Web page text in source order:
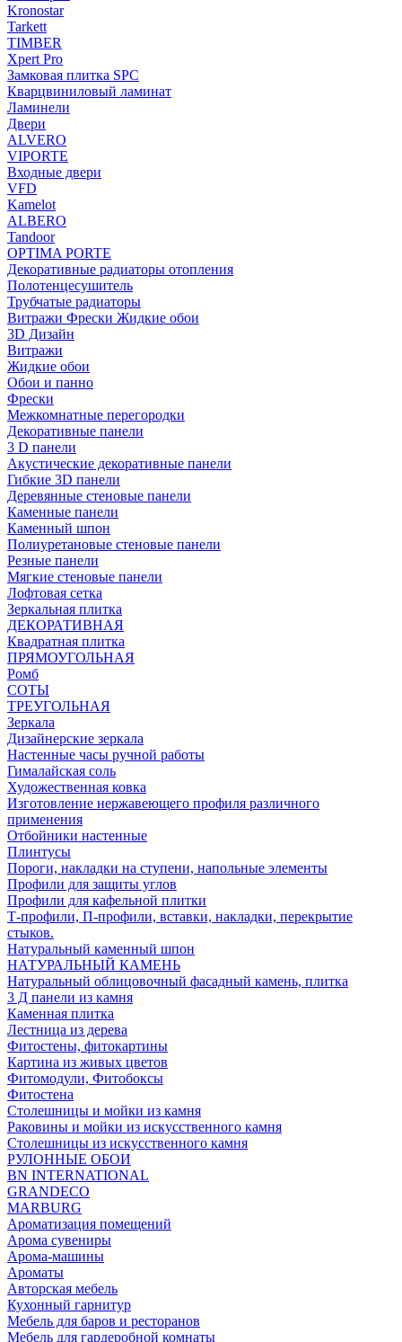
Kronostar
Tarkett
TIMBER
Xpert Pro
Замковая плитка SPC
Кварцвиниловый ламинат
Ламинели
Двери
ALVERO
VIPORTE
Входные двери
VFD
Kamelot
ALBERO
Tandoor
OPTIMA PORTE
Декоративные радиаторы отопления
Полотенцесушитель
Трубчатые радиаторы
Витражи Фрески Жидкие обои
3D Дизайн
Витражи
Жидкие обои
Обои и панно
Фрески
Межкомнатные перегородки
Декоративные панели
3 D панели
Акустические декоративные панели
Гибкие 3D панели
Деревянные стеновые панели
Каменные панели
Каменный шпон
Полиуретановые стеновые панели
Резные панели
Мягкие стеновые панели
Лофтовая сетка
Зеркальная плитка
ДЕКОРАТИВНАЯ
Квадратная плитка
ПРЯМОУГОЛЬНАЯ
Ромб
СОТЫ
ТРЕУГОЛЬНАЯ
Зеркала
Дизайнерские зеркала
Настенные часы ручной работы
Гималайская соль
Художественная ковка
Изготовление нержавеющего профиля различного
применения
Отбойники настенные
Плинтусы
Пороги, накладки на ступени, напольные элементы
Профили для защиты углов
Профили для кафельной плитки
Т-профили, П-профили, вставки, накладки, перекрытие
стыков.
Натуральный каменный шпон
НАТУРАЛЬНЫЙ КАМЕНЬ
Натуральный облицовочный фасадный камень, плитка
3 Д панели из камня
Каменная плитка
Лестница из дерева
Фитостены, фитокартины
Картина из живых цветов
Фитомодули, Фитобоксы
Фитостена
Столешницы и мойки из камня
Раковины и мойки из искусственного камня
Столешницы из искусственного камня
РУЛОННЫЕ ОБОИ
BN INTERNATIONAL
GRANDECO
MARBURG
Ароматизация помещений
Арома сувениры
Арома-машины
Ароматы
Авторская мебель
Кухонный гарнитур
Мебель для баров и ресторанов
Мебель для гардеробной комнаты